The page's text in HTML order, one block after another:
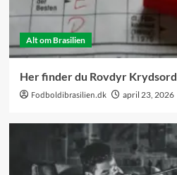
Alt om Brasilien
Her finder du Rovdyr Krydsord
Fodboldibrasilien.dk april 23, 2026